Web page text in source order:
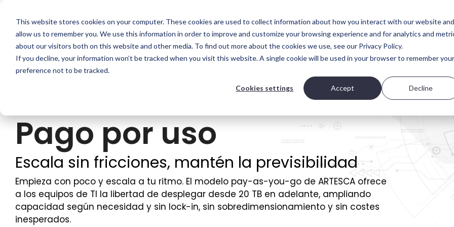
This website stores cookies on your computer. These cookies are used to collect information about how you interact with our website and
allow us to remember you. We use this information in order to improve and customize your browsing experience and for analytics and
about our visitors both on this website and other media. To find out more about the cookies we use, see our Privacy Policy.
If you decline, your information won’t be tracked when you visit this website. A single cookie will be used in your browser to remember your
preference not to be tracked.
Cookies settings Accept Decline
main
content.
Artesca
Descripción general del
producto
ARTESCA es la solución de almacenamiento de
Artesca
Seguridad y ciberresiliencia
Compatibilidad con backup
Garantía cibernética
Opciones de implementación
Cada entorno de TI es diferente. Por eso,
implementaciones de solo software hasta
dispositivos totalmente integrados.
Software Appliance
Hardware Appliance
ARTESCA+ Veeam todo en uno
El ADN de Scality
¿Qué hace que Scality esté
capacitada para resolver los
datos a gran escala?
Scality RING
Integrations Casos de éxito Partners Aprende Support
Pago por uso
Escala sin fricciones, mantén la previsibilidad
Empieza con poco y escala a tu ritmo. El modelo pay-as-you-go de ARTESCA ofrece
a los equipos de TI la libertad de desplegar desde 20 TB en adelante, ampliando
capacidad según necesidad y sin lock-in, sin sobredimensionamiento y sin costes
inesperados.